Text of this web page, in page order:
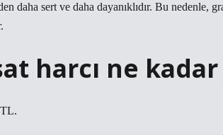
daha sert ve daha dayanıklıdır. Bu nedenle,
harcı ne kadar